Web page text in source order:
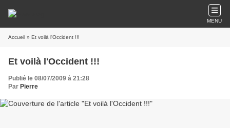
MENU
Accueil » Et voilà l'Occident !!!
Et voilà l'Occident !!!
Publié le 08/07/2009 à 21:28
Par Pierre